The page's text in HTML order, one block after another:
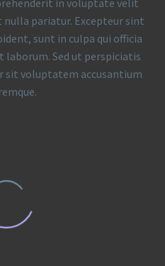
pariatur. Excepteur sint
sunt in culpa qui officia
Sed ut perspiciatis
sit voluptatem accusantium